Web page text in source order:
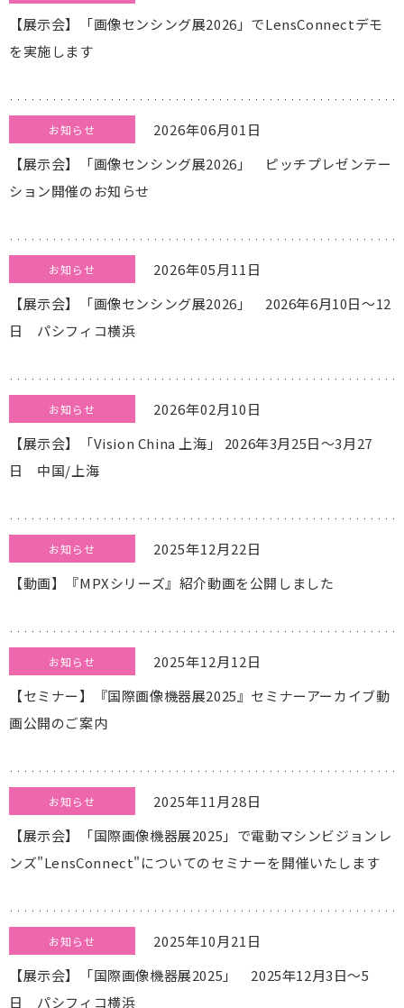
【展示会】「画像センシング展2026」でLensConnectデモ
を実施します
2026年06月01日
お知らせ
【展示会】「画像センシング展2026」 ピッチプレゼンテー
ション開催のお知らせ
2026年05月11日
お知らせ
【展示会】「画像センシング展2026」 2026年6月10日～12
日 パシフィコ横浜
2026年02月10日
お知らせ
【展示会】「Vision China 上海」 2026年3月25日～3月27
日 中国/上海
2025年12月22日
お知らせ
【動画】『MPXシリーズ』紹介動画を公開しました
2025年12月12日
お知らせ
【セミナー】『国際画像機器展2025』セミナーアーカイブ動
画公開のご案内
2025年11月28日
お知らせ
【展示会】「国際画像機器展2025」で電動マシンビジョンレ
ンズ"LensConnect"についてのセミナーを開催いたします
2025年10月21日
お知らせ
【展示会】「国際画像機器展2025」 2025年12月3日～5
日 パシフィコ横浜